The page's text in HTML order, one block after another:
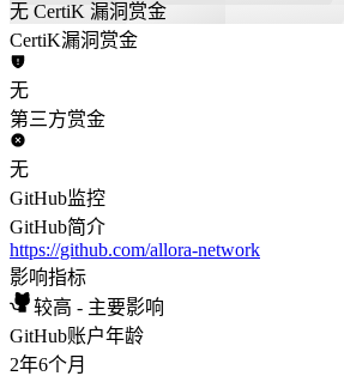
无 CertiK 漏洞赏金
CertiK漏洞赏金
无
第三方赏金
无
GitHub监控
GitHub简介
https://github.com/allora-network
影响指标
较高 - 主要影响
GitHub账户年龄
2年6个月